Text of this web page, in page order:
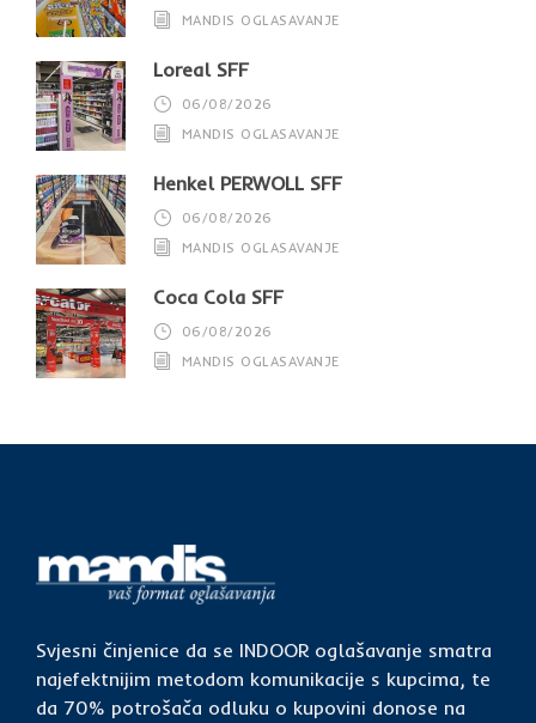
MANDIS OGLASAVANJE
Loreal SFF
06/08/2026
MANDIS OGLASAVANJE
Henkel PERWOLL SFF
06/08/2026
MANDIS OGLASAVANJE
Coca Cola SFF
06/08/2026
MANDIS OGLASAVANJE
Svjesni činjenice da se INDOOR oglašavanje smatra
najefektnijim metodom komunikacije s kupcima, te
da 70% potrošača odluku o kupovini donose na